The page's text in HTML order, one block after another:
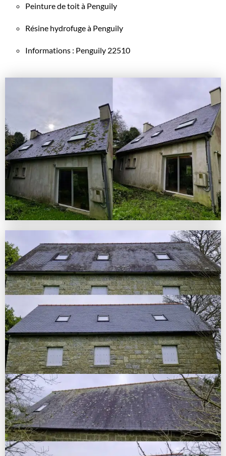
Peinture de toit à Penguily
Résine hydrofuge à Penguily
Informations : Penguily 22510